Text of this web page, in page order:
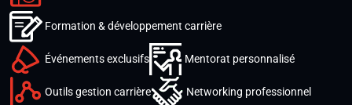
Formation & développement carrière
Événements exclusifs Mentorat personnalisé
Outils gestion carrière Networking professionnel